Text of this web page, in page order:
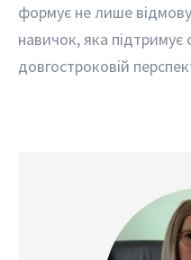
формує не лише
навичок, яка підтримує
довгостроковій